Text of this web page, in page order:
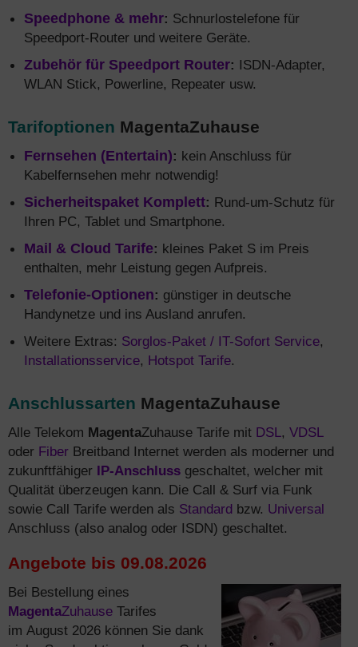
Speedphone & mehr: Schnurlostelefone für
Speedport-Router und weitere Geräte.
Zubehör für Speedport Router: ISDN-Adapter,
WLAN Stick, Powerline, Repeater usw.
Tarifoptionen MagentaZuhause
Fernsehen (Entertain): kein Anschluss für
Kabelfernsehen mehr notwendig!
Sicherheitspaket Komplett: Rund-um-Schutz für
Ihren PC, Tablet und Smartphone.
Mail & Cloud Tarife: kleines Paket S im Preis
enthalten, mehr Leistung gegen Aufpreis.
Telefonie-Optionen: günstiger in deutsche
Handynetze und ins Ausland anrufen.
Weitere Extras: Sorglos-Paket / IT-Sofort Service,
Installationsservice, Hotspot Tarife.
Anschlussarten MagentaZuhause
Alle Telekom MagentaZuhause Tarife mit DSL, VDSL
oder Fiber Breitband Internet werden als moderner und
zukunftfähiger IP-Anschluss geschaltet, welcher mit
Qualität überzeugen kann. Die Call & Surf via Funk
sowie Call Tarife werden als Standard bzw. Universal
Anschluss (also analog oder ISDN) geschaltet.
Angebote bis 09.08.2026
Bei Bestellung eines
MagentaZuhause Tarifes
im August 2026 können Sie dank